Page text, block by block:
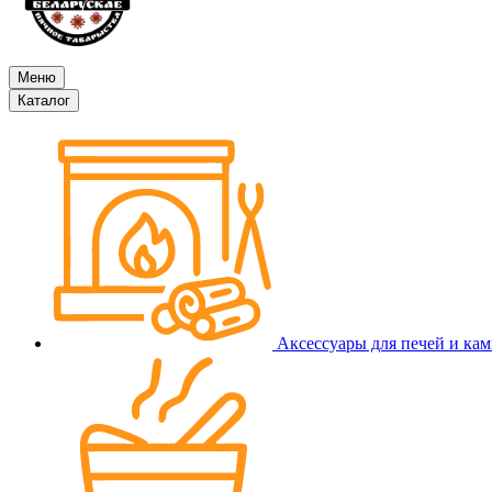
Меню
Каталог
Аксессуары для печей и